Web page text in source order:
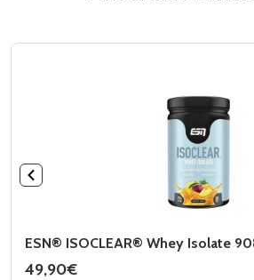
ESN® ISOCLEAR® Whey Isolate
49,90€